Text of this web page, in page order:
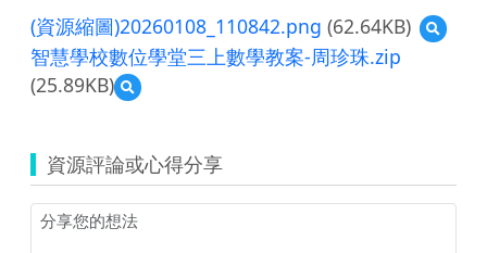
(資源縮圖)20260108_110842.png (62.64KB)
預
覽
智慧學校數位學堂三上數學教案-周珍珠.zip
(25.89KB)
預
覽
學
校
數
位
資源評論或心得分享